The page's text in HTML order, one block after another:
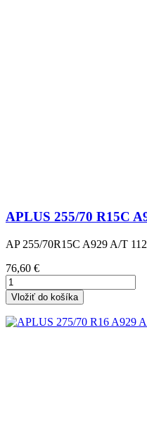
APLUS 255/70 R15C
AP 255/70R15C A929 A/T
Cena
76,60 €
Vložiť do košíka